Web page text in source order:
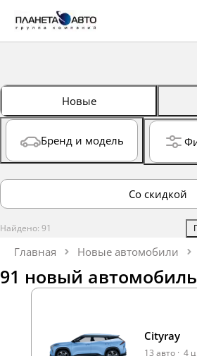
Новые
Бренд и модель
Со скидкой
Найдено: 91
Главная Новые автомобили
91 новый
Cityray
13 авто · 4